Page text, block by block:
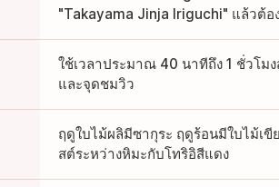
"Takayama Jinja Iriguchi" แล้วต้
ใช้เวลาประมาณ 40 นาทีถึง 1 ชั่วโม
และจุดชมวิว
ฤดูใบไม้ผลิมีซากุระ ฤดูร้อนมีใบไม้เ
สต์ระหว่างหิมะกับโทริอิสีแดง